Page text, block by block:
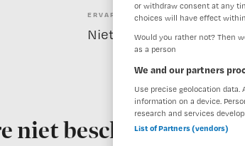
ERVARING
Niet nader bepaald
niet beschikbaar
or withdraw consent at any
choices will have effect within
Would you rather not? Then
as a person
We and our partners
Use precise geolocation
information on a device.
research and services
List of Partners (vendors)